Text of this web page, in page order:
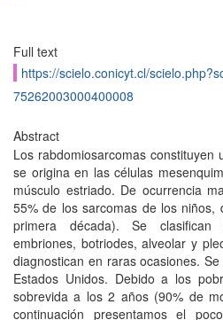
Full text
https://scielo.conicyt.cl/
75262003000400008
Abstract
Los rabdomiosarcomas
se origina en las células
músculo estriado. De ocurrencia
55% de los sarcomas de los
primera década). Se
embriones, botriodes, alveolar y
diagnostican en raras ocasiones.
Estados Unidos. Debido a los
sobrevida a los 2 años (90% de
continuación presentamos el